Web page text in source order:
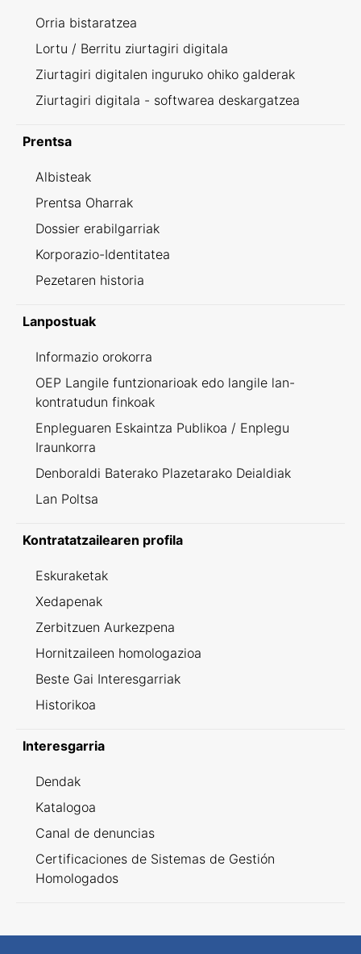
Orria bistaratzea
Lortu / Berritu ziurtagiri digitala
Ziurtagiri digitalen inguruko ohiko galderak
Ziurtagiri digitala - softwarea deskargatzea
Prentsa
Albisteak
Prentsa Oharrak
Dossier erabilgarriak
Korporazio-Identitatea
Pezetaren historia
Lanpostuak
Informazio orokorra
OEP Langile funtzionarioak edo langile lan-
kontratudun finkoak
Enpleguaren Eskaintza Publikoa / Enplegu
Iraunkorra
Denboraldi Baterako Plazetarako Deialdiak
Lan Poltsa
Kontratatzailearen profila
Eskuraketak
Xedapenak
Zerbitzuen Aurkezpena
Hornitzaileen homologazioa
Beste Gai Interesgarriak
Historikoa
Interesgarria
Dendak
Katalogoa
Canal de denuncias
Certificaciones de Sistemas de Gestión
Homologados